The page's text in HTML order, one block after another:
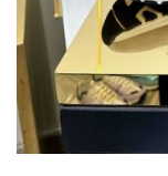
最
新
製
品